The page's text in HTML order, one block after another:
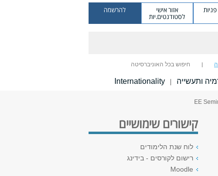
אזור אישי
לסטודנטים.יות
להרשמה
חיפוש בכל האוניברסיטה
ותעשייה |
Internationality
קישורים שימושיים
לוח שנת הלימודים
רישום לקורסים - בידינג
Moodle